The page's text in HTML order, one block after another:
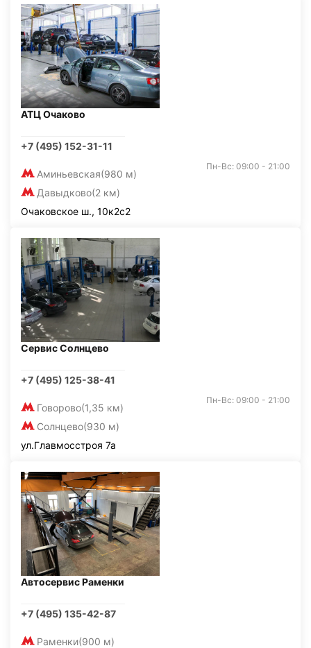
АТЦ Очаково
+7 (495) 152-31-11
Аминьевская(980 м)
Давыдково(2 км)
Пн-Вс: 09:00 - 21:00
Очаковское ш., 10к2с2
Сервис Солнцево
+7 (495) 125-38-41
Говорово(1,35 км)
Солнцево(930 м)
Пн-Вс: 09:00 - 21:00
ул.Главмосстроя 7а
Автосервис Раменки
+7 (495) 135-42-87
Раменки(900 м)